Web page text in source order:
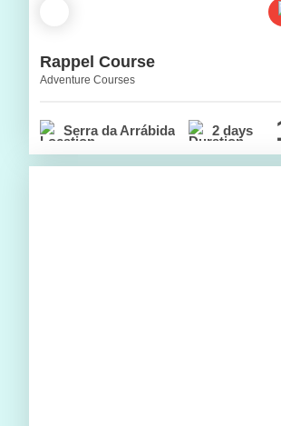
Rappel Course
Adventure Courses
Serra da Arrábida 2 days